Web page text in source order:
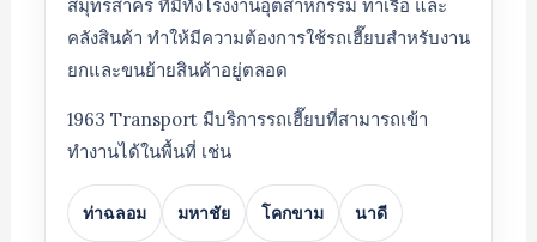
สมุทรสาคร ที่มีทั้งโรงงานอุตสาหกรรม ท่าเรือ และ
คลังสินค้า ทำให้มีความต้องการใช้รถเฮี๊ยบสำหรับงาน
ยกและขนย้ายสินค้าอยู่ตลอด
1963 Transport มีบริการรถเฮี๊ยบที่สามารถเข้า
ทำงานได้ในพื้นที่ เช่น
ท่าฉลอม มหาชัย โคกขาม นาดี